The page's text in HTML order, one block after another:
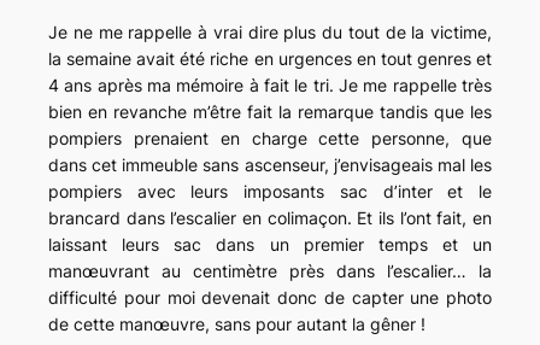
Je ne me rappelle à vrai dire plus du tout de la victime,
la semaine avait été riche en urgences en tout genres et
4 ans après ma mémoire à fait le tri. Je me rappelle très
bien en revanche m’être fait la remarque tandis que les
pompiers prenaient en charge cette personne, que
dans cet immeuble sans ascenseur, j’envisageais mal les
pompiers avec leurs imposants sac d’inter et le
brancard dans l’escalier en colimaçon. Et ils l’ont fait, en
laissant leurs sac dans un premier temps et un
manœuvrant au centimètre près dans l’escalier… la
difficulté pour moi devenait donc de capter une photo
de cette manœuvre, sans pour autant la gêner !